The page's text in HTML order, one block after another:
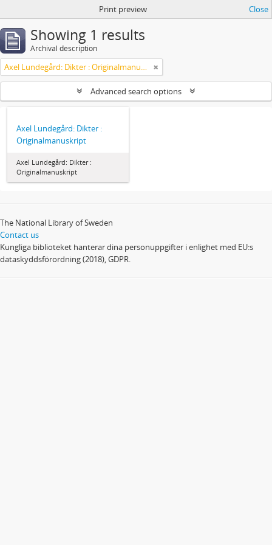
Print preview Close
Showing 1 results
Archival description
Axel Lundegård: Dikter : Originalmanuskript
Advanced search options
Axel Lundegård: Dikter :
Originalmanuskript
Axel Lundegård: Dikter :
Originalmanuskript
The National Library of Sweden
Contact us
Kungliga biblioteket hanterar dina personuppgifter i enlighet med EU:s
dataskyddsförordning (2018), GDPR.